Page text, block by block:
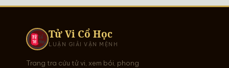
Tử Vi Cổ Học
LUẬN GIẢI VẬN MỆNH
Trang tra cứu tử vi, xem bói, phong